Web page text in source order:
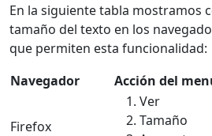
En la siguiente tabla mostramos
tamaño del texto en los
que permiten esta funcionalidad:
Navegador Acción del
Firefox
Ver
Tamaño